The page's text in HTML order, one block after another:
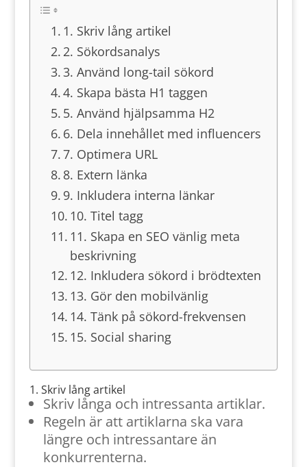
1. Skriv lång artikel
2. Sökordsanalys
3. Använd long-tail sökord
4. Skapa bästa H1 taggen
5. Använd hjälpsamma H2
6. Dela innehållet med influencers
7. Optimera URL
8. Extern länka
9. Inkludera interna länkar
10. Titel tagg
11. Skapa en SEO vänlig meta
beskrivning
12. Inkludera sökord i brödtexten
13. Gör den mobilvänlig
14. Tänk på sökord-frekvensen
15. Social sharing
1. Skriv lång artikel
Skriv långa och intressanta artiklar.
Regeln är att artiklarna ska vara
längre och intressantare än
konkurrenterna.